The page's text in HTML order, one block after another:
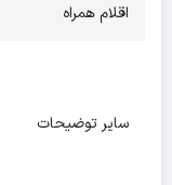
این دکمه می‌توانید
تنظیم کرده و آن را
این دکمه امکان
نهایت می‌توانید با
اقلام همراه
سایر توضیحات